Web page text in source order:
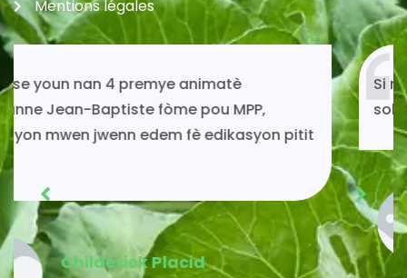
Mentions légales
Si mwen kontinye ap viv toujou gras ak
solidarite MPP.
Acénès Jeune
Membre MPP